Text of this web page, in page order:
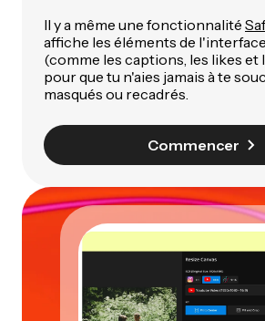
Il y a même une fonctionnalité
affiche les éléments de
(comme les captions, les likes et
pour que tu n'aies jamais à te
masqués ou recadrés.
Commencer